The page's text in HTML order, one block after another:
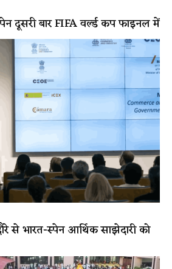
दूसरी बार FIFA वर्ल्ड कप फाइनल में
से भारत-स्पेन आर्थिक साझेदारी को